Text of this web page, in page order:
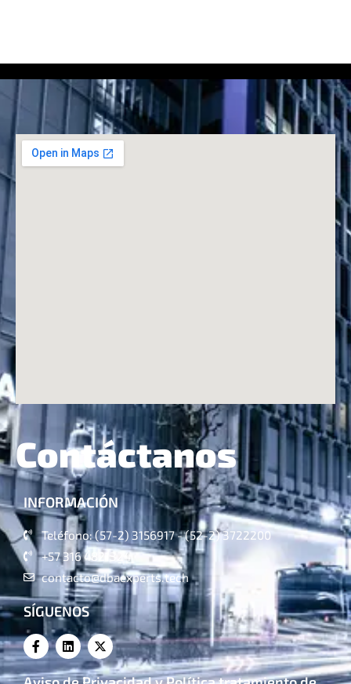
Contáctanos
INFORMACIÓN
Teléfono: (57-2) 3156917 - (52-2) 3722200
+57 316 4821324
contacto@dbaexperts.tech
SÍGUENOS